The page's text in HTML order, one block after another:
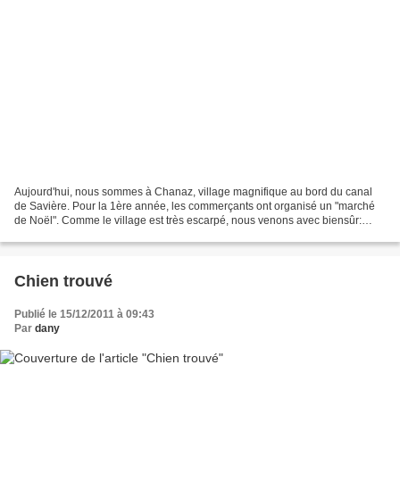
Aujourd'hui, nous sommes à Chanaz, village magnifique au bord du canal
de Savière. Pour la 1ère année, les commerçants ont organisé un "marché
de Noël". Comme le village est très escarpé, nous venons avec biensûr:
Chien trouvé
Publié le 15/12/2011 à 09:43
Par dany